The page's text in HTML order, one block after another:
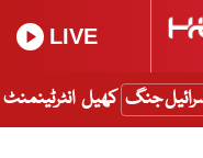
LIVE
جنگ کھیل انٹرٹینمنٹ